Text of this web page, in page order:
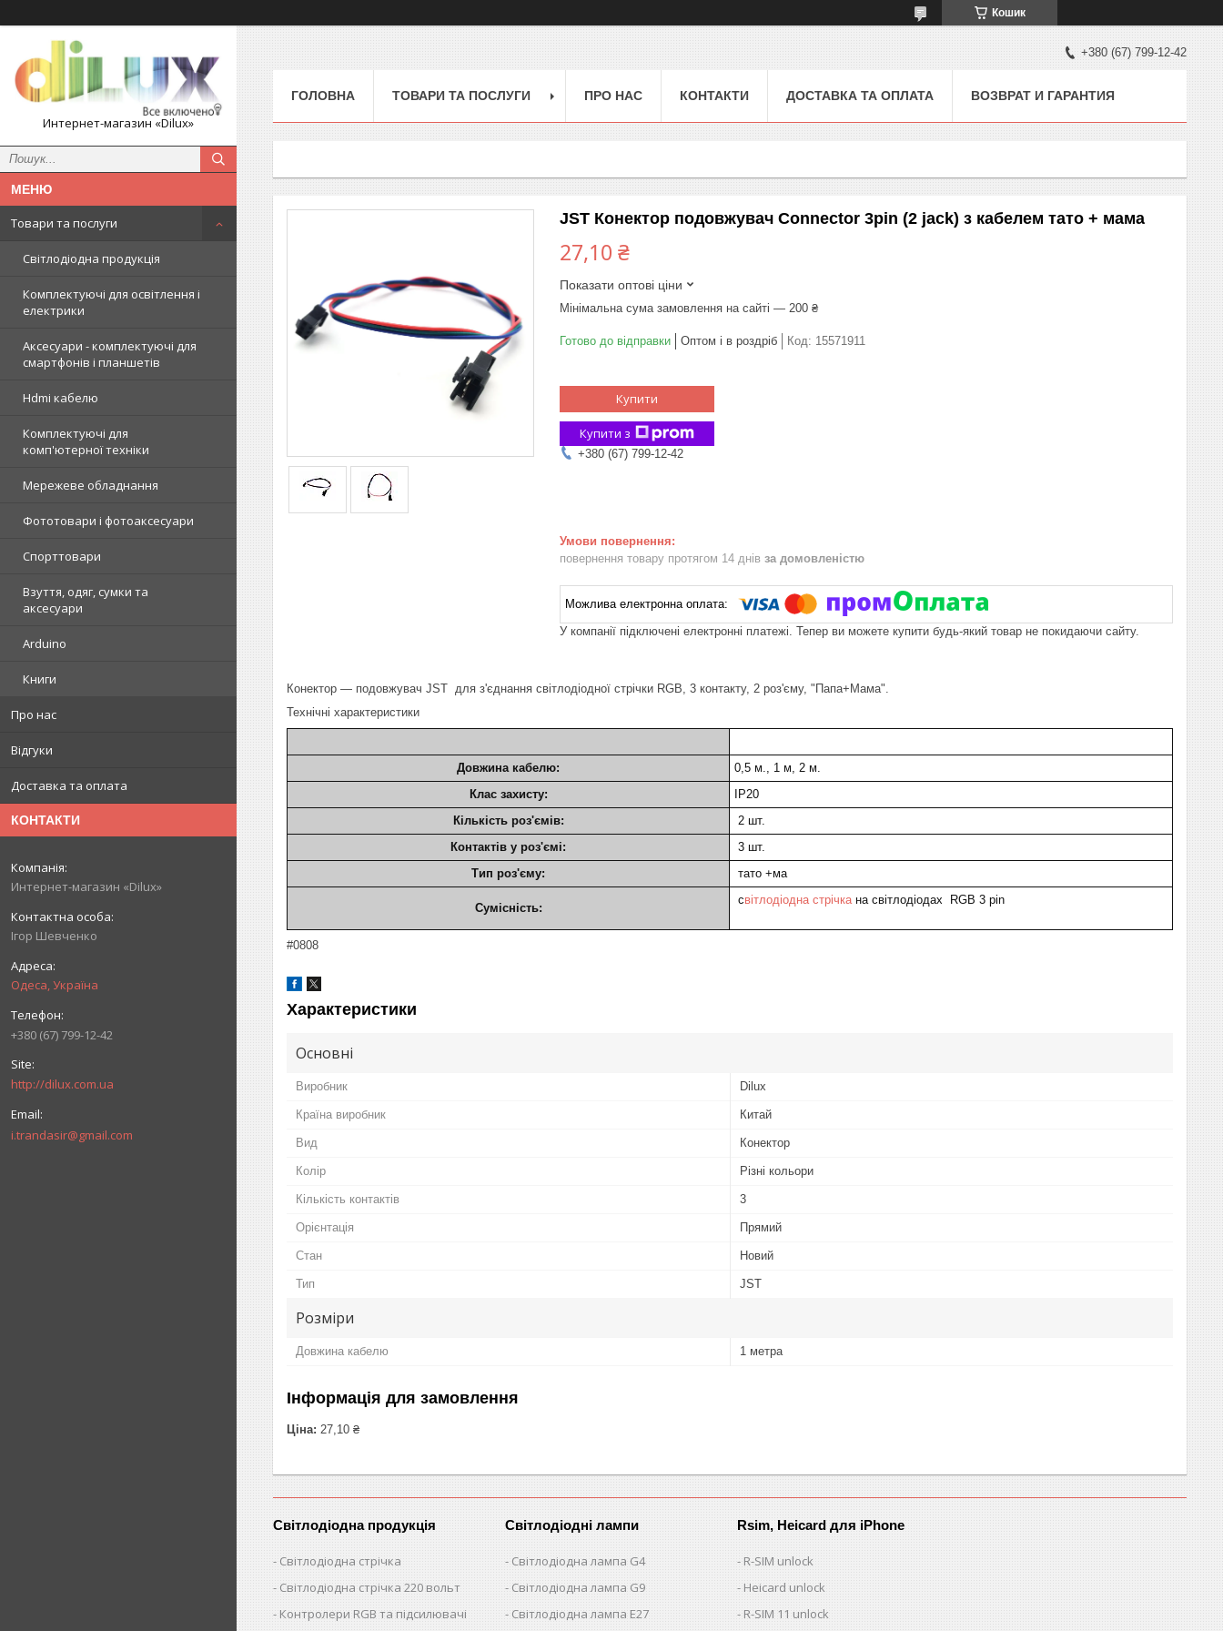
Кошик
Интернет-магазин «Dilux»
Товари та послуги
Світлодіодна продукція
Комплектуючі для освітлення і
електрики
Аксесуари - комплектуючі для
смартфонів і планшетів
Hdmi кабелю
Комплектуючі для
комп'ютерної техніки
Мережеве обладнання
Фототовари і фотоаксесуари
Спорттовари
Взуття, одяг, сумки та
аксесуари
Arduino
Книги
Про нас
Відгуки
Доставка та оплата
КОНТАКТИ
Интернет-магазин «Dilux»
Ігор Шевченко
Одеса, Україна
+380 (67) 799-12-42
http://dilux.com.ua
i.trandasir@gmail.com
+380 (67) 799-12-42
ГОЛОВНА ТОВАРИ ТА ПОСЛУГИ ПРО НАС КОНТАКТИ ДОСТАВКА ТА ОПЛАТА ВОЗВРАТ И ГАРАНТИЯ
JST Конектор подовжувач Connector 3pin (2 jack) з кабелем тато + мама
27,10 ₴
Показати оптові ціни
Мінімальна сума замовлення на сайті — 200 ₴
Готово до відправки Оптом і в роздріб Код: 15571911
Купити
Купити з
+380 (67) 799-12-42
повернення товару протягом 14 днів за домовленістю
У компанії підключені електронні платежі. Тепер ви можете купити будь-який товар не покидаючи сайту.
Конектор — подовжувач JST для з'єднання світлодіодної стрічки RGB, 3 контакту, 2 роз'єму, "Папа+Мама".
Технічні характеристики
Довжина кабелю:
0,5 м., 1 м, 2 м.
Клас захисту:
IP20
Кількість роз'ємів:
2 шт.
Контактів у роз'ємі:
3 шт.
Тип роз'єму:
тато +ма
Сумісність:
світлодіодна стрічка на світлодіодах RGB 3 pin
#0808
Характеристики
Основні
Виробник Dilux
Країна виробник Китай
Вид Конектор
Колір Різні кольори
Кількість контактів 3
Орієнтація Прямий
Стан Новий
Тип JST
Розміри
Довжина кабелю 1 метра
Інформація для замовлення
Ціна: 27,10 ₴
Світлодіодна продукція
Світлодіодна стрічка
Світлодіодна стрічка 220 вольт
Контролери RGB та підсилювачі
Світлодіодні лампи
Світлодіодна лампа G4
Світлодіодна лампа G9
Світлодіодна лампа E27
Rsim, Heicard для iPhone
R-SIM unlock
Heicard unlock
R-SIM 11 unlock